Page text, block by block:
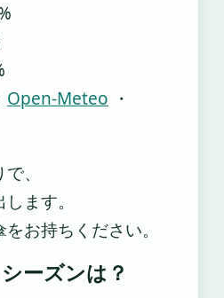
Open-Meteo ・
、
ます。
お持ちください。
ーズンは？